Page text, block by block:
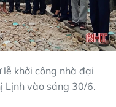
khởi công nhà đại
Lịnh vào sáng 30/6.